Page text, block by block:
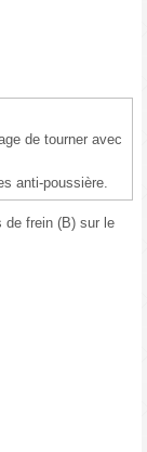
de tourner avec
anti-poussière.
de frein (B) sur le